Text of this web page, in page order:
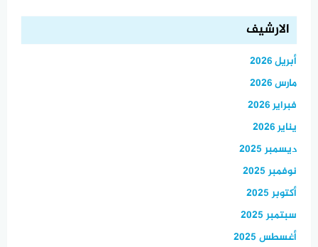
الارشيف
أبريل 2026
مارس 2026
فبراير 2026
يناير 2026
ديسمبر 2025
نوفمبر 2025
أكتوبر 2025
سبتمبر 2025
أغسطس 2025